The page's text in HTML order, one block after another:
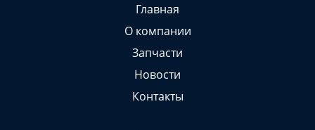
Главная
О компании
Запчасти
Новости
Контакты